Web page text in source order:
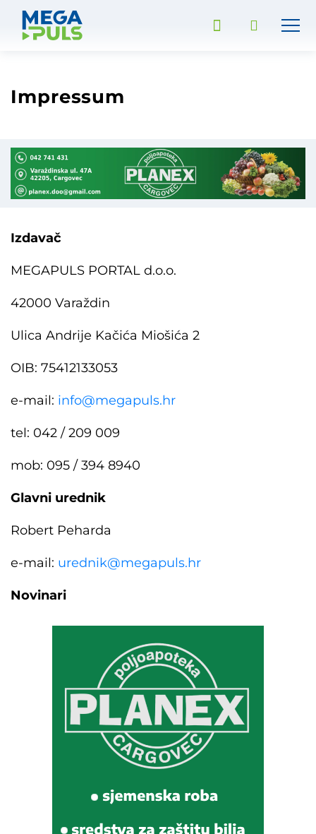
Impressum
Izdavač
MEGAPULS PORTAL d.o.o.
42000 Varaždin
Ulica Andrije Kačića Miošića 2
OIB: 75412133053
e-mail: info@megapuls.hr
tel: 042 / 209 009
mob: 095 / 394 8940
Glavni urednik
Robert Peharda
e-mail: urednik@megapuls.hr
Novinari